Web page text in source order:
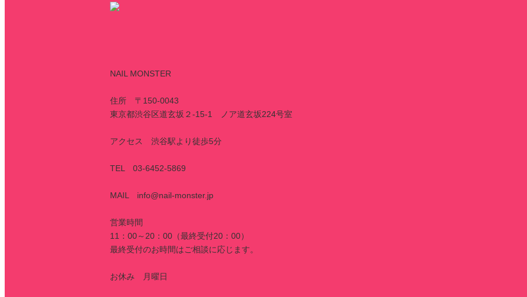
NAIL MONSTER
住所 〒150-0043
東京都渋谷区道玄坂２-15-1 ノア道玄坂224号室
アクセス 渋谷駅より徒歩5分
TEL 03-6452-5869
MAIL info@nail-monster.jp
営業時間
11：00～20：00（最終受付20：00）
最終受付のお時間はご相談に応じます。
お休み 月曜日